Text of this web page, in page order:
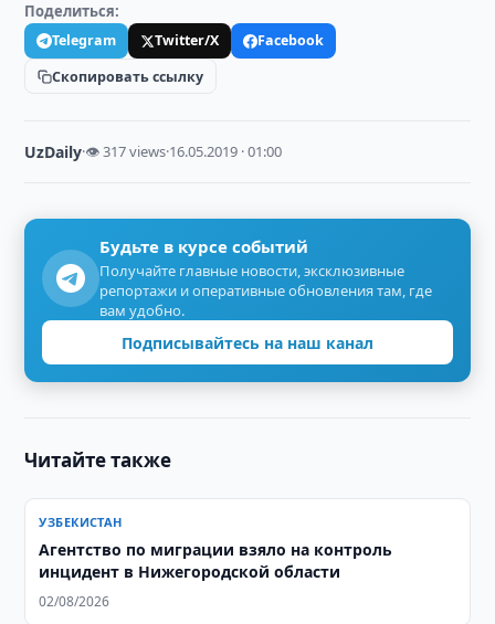
Поделиться:
Telegram Twitter/X
Facebook
Скопировать ссылку
UzDaily·👁 317 views·16.05.2019 · 01:00
Будьте в курсе событий
Получайте главные новости, эксклюзивные
репортажи и оперативные обновления там, где
вам удобно.
Подписывайтесь на наш канал
Читайте также
УЗБЕКИСТАН
Агентство по миграции взяло на контроль
инцидент в Нижегородской области
02/08/2026